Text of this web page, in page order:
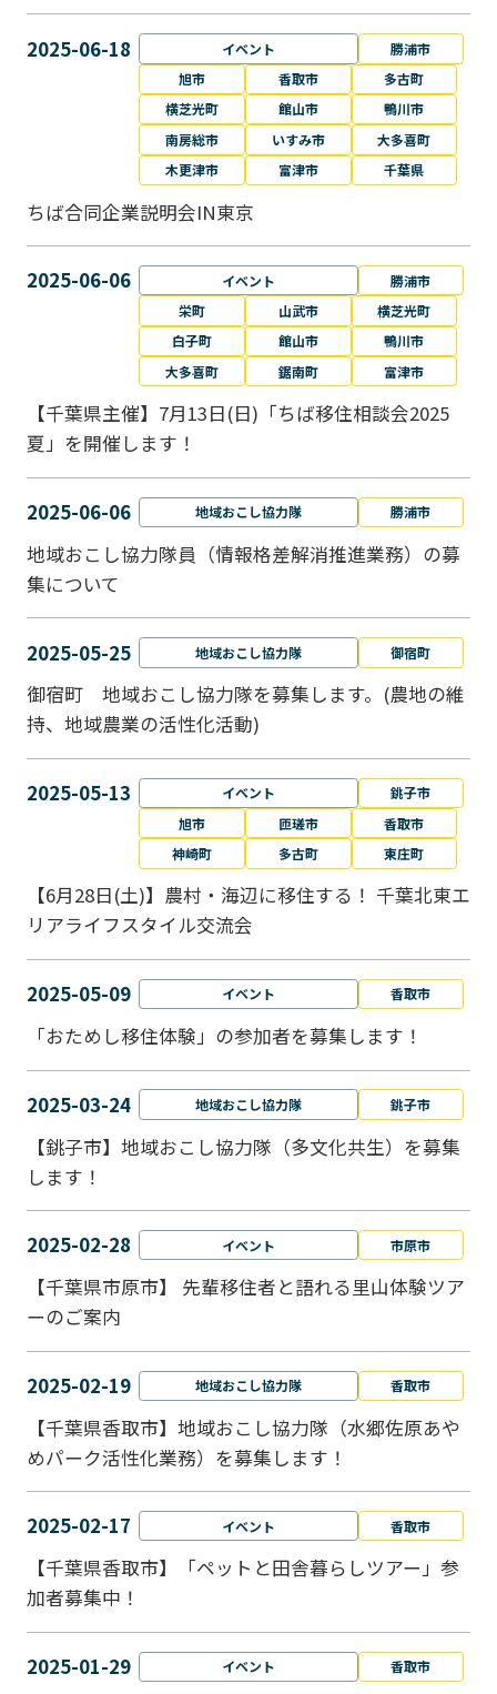
2025-06-18 イベント
勝浦市
旭市
香取市
多古町
横芝光町
館山市
鴨川市
南房総市
いすみ市
大多喜町
木更津市
富津市 千葉県
ちば合同企業説明会IN東京
2025-06-06 イベント
勝浦市
栄町
山武市
横芝光町
白子町
館山市
鴨川市
大多喜町
鋸南町 富津市
【千葉県主催】7月13日(日)「ちば移住相談会2025
夏」を開催します！
2025-06-06 地域おこし協力隊 勝浦市
地域おこし協力隊員（情報格差解消推進業務）の募
集について
2025-05-25 地域おこし協力隊 御宿町
御宿町 地域おこし協力隊を募集します。(農地の維
持、地域農業の活性化活動)
2025-05-13 イベント
銚子市
旭市
匝瑳市
香取市
神崎町
多古町 東庄町
【6月28日(土)】農村・海辺に移住する！ 千葉北東エ
リアライフスタイル交流会
2025-05-09 イベント 香取市
「おためし移住体験」の参加者を募集します！
2025-03-24 地域おこし協力隊 銚子市
【銚子市】地域おこし協力隊（多文化共生）を募集
します！
2025-02-28 イベント 市原市
【千葉県市原市】 先輩移住者と語れる里山体験ツア
ーのご案内
2025-02-19 地域おこし協力隊 香取市
【千葉県香取市】地域おこし協力隊（水郷佐原あや
めパーク活性化業務）を募集します！
2025-02-17 イベント 香取市
【千葉県香取市】「ペットと⽥舎暮らしツアー」参
加者募集中！
2025-01-29 イベント 香取市